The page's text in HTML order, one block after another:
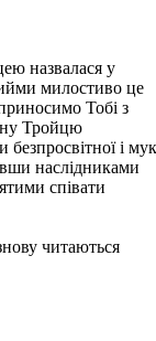
назвалася у
милостиво це
Тобі з
Тройцю
безпросвітної і мук
наслідниками
співати
читаються